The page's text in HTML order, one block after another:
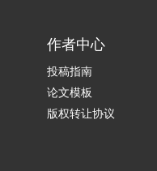
作者中心
投稿指南
论文模板
版权转让协议